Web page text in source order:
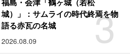
3
城）」：サムライの時代終焉を物
語る赤瓦の名城
2026.08.09